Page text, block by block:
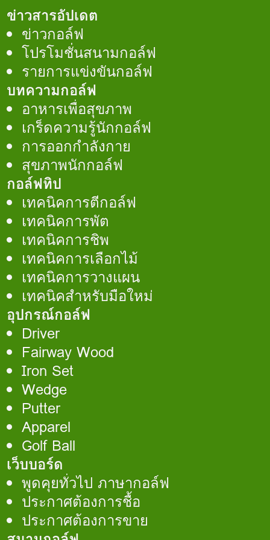
ข่าวสารอัปเดต
ข่าวกอล์ฟ
โปรโมชั่นสนามกอล์ฟ
รายการแข่งขันกอล์ฟ
บทความกอล์ฟ
อาหารเพื่อสุขภาพ
เกร็ดความรู้นักกอล์ฟ
การออกกำลังกาย
สุขภาพนักกอล์ฟ
กอล์ฟทิป
เทคนิคการตีกอล์ฟ
เทคนิคการพัต
เทคนิคการชิพ
เทคนิคการเลือกไม้
เทคนิคการวางแผน
เทคนิคสำหรับมือใหม่
อุปกรณ์กอล์ฟ
Driver
Fairway Wood
Iron Set
Wedge
Putter
Apparel
Golf Ball
เว็บบอร์ด
พูดคุยทั่วไป ภาษากอล์ฟ
ประกาศต้องการชื้อ
ประกาศต้องการขาย